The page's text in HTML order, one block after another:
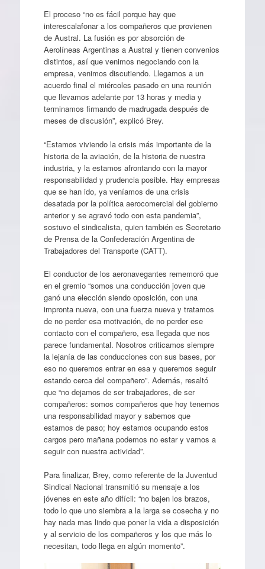
El proceso “no es fácil porque hay que
interescalafonar a los compañeros que provienen
de Austral. La fusión es por absorción de
Aerolíneas Argentinas a Austral y tienen convenios
distintos, así que venimos negociando con la
empresa, venimos discutiendo. Llegamos a un
acuerdo final el miércoles pasado en una reunión
que llevamos adelante por 13 horas y media y
terminamos firmando de madrugada después de
meses de discusión”, explicó Brey.
“Estamos viviendo la crisis más importante de la
historia de la aviación, de la historia de nuestra
industria, y la estamos afrontando con la mayor
responsabilidad y prudencia posible. Hay empresas
que se han ido, ya veníamos de una crisis
desatada por la política aerocomercial del gobierno
anterior y se agravó todo con esta pandemia”,
sostuvo el sindicalista, quien también es Secretario
de Prensa de la Confederación Argentina de
Trabajadores del Transporte (CATT).
El conductor de los aeronavegantes rememoró que
en el gremio “somos una conducción joven que
ganó una elección siendo oposición, con una
impronta nueva, con una fuerza nueva y tratamos
de no perder esa motivación, de no perder ese
contacto con el compañero, esa llegada que nos
parece fundamental. Nosotros criticamos siempre
la lejanía de las conducciones con sus bases, por
eso no queremos entrar en esa y queremos seguir
estando cerca del compañero”. Además, resaltó
que “no dejamos de ser trabajadores, de ser
compañeros: somos compañeros que hoy tenemos
una responsabilidad mayor y sabemos que
estamos de paso; hoy estamos ocupando estos
cargos pero mañana podemos no estar y vamos a
seguir con nuestra actividad”.
Para finalizar, Brey, como referente de la Juventud
Sindical Nacional transmitió su mensaje a los
jóvenes en este año difícil: “no bajen los brazos,
todo lo que uno siembra a la larga se cosecha y no
hay nada mas lindo que poner la vida a disposición
y al servicio de los compañeros y los que más lo
necesitan, todo llega en algún momento”.